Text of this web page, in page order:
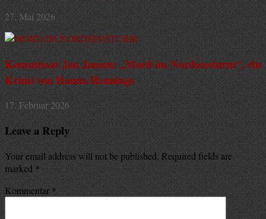
27. Mai 2026
Kommissar Jan Jansen: „Mord im Nordseesturm“, ein
Krimi von Hanna Hennings
17. Februar 2026
Leave a Reply
Your email address will not be published. Required fields are
marked*
Kommentar *